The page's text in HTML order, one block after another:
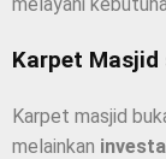
Karpet Masjid
Karpet masjid
melainkan